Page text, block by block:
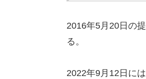
2016年5月20日の
る。
2022年9月12日に